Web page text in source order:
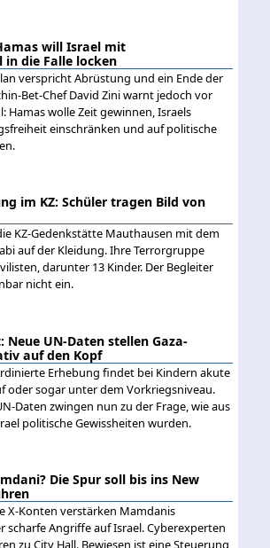
will Israel mit
die Falle locken
verspricht Abrüstung und ein Ende der
Bet-Chef David Zini warnt jedoch vor
Hamas wolle Zeit gewinnen, Israels
einschränken und auf politische
im KZ: Schüler tragen Bild von
KZ-Gedenkstätte Mauthausen mit dem
auf der Kleidung. Ihre Terrorgruppe
darunter 13 Kinder. Der Begleiter
nicht ein.
Neue UN-Daten stellen Gaza-
auf den Kopf
Erhebung findet bei Kindern akute
oder sogar unter dem Vorkriegsniveau.
Daten zwingen nun zu der Frage, wie aus
politische Gewissheiten wurden.
Die Spur soll bis ins New
X-Konten verstärken Mamdanis
scharfe Angriffe auf Israel. Cyberexperten
zu City Hall. Bewiesen ist eine Steuerung